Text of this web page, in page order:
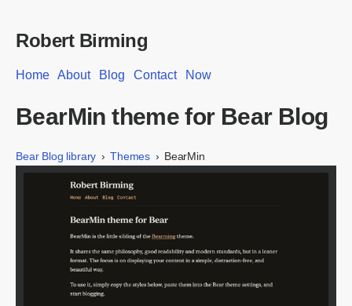
Robert Birming
Home About Blog Contact Now
BearMin theme for Bear Blog
Bear Blog library Themes BearMin